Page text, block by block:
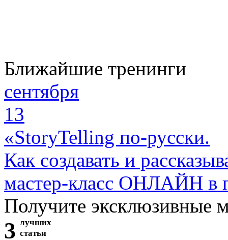
Ближайшие тренинги
сентября
13
«StoryTelling по-русски.
Как создавать и
мастер-класс ОНЛАЙН в
Получите эксклюзивные
3 лучших
статьи